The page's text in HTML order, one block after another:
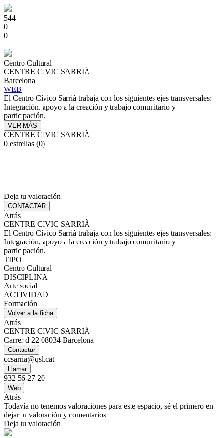
544
0
0
Centro Cultural
CENTRE CIVIC SARRIÀ
Barcelona
WEB
El Centro Cívico Sarrià trabaja con los siguientes ejes transversales:
Integración, apoyo a la creación y trabajo comunitario y
participación.
VER MÁS
CENTRE CIVIC SARRIÀ
0 estrellas (0)
Deja tu valoración
CONTACTAR
Atrás
CENTRE CIVIC SARRIÀ
El Centro Cívico Sarrià trabaja con los siguientes ejes transversales:
Integración, apoyo a la creación y trabajo comunitario y
participación.
TIPO
Centro Cultural
DISCIPLINA
Arte social
ACTIVIDAD
Formación
Volver a la ficha
Atrás
CENTRE CIVIC SARRIÀ
Carrer d 22 08034 Barcelona
Contactar
ccsarria@qsl.cat
Llamar
932 56 27 20
Web
Atrás
Todavía no tenemos valoraciones para este espacio, sé el primero en
dejar tu valoración y comentarios
Deja tu valoración